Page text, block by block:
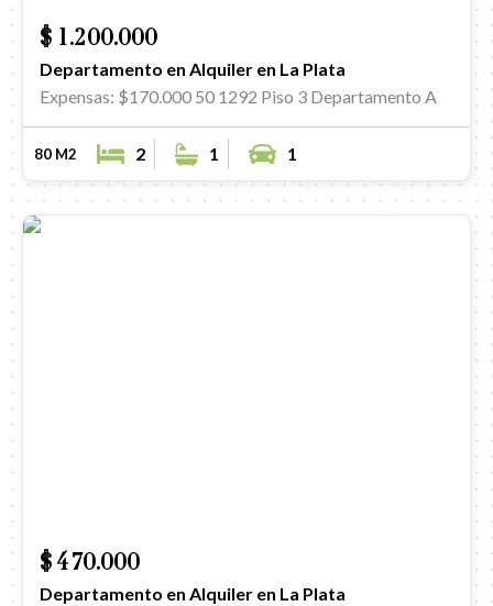
$ 1.200.000
Departamento en Alquiler en La Plata
Expensas: $170.000 50 1292 Piso 3 Departamento A
80 M2 2 1 1
$ 470.000
Departamento en Alquiler en La Plata